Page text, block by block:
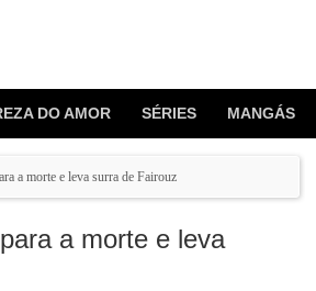
DO AMOR SÉRIES MANGÁS
a morte e leva surra de Fairouz
a morte e leva